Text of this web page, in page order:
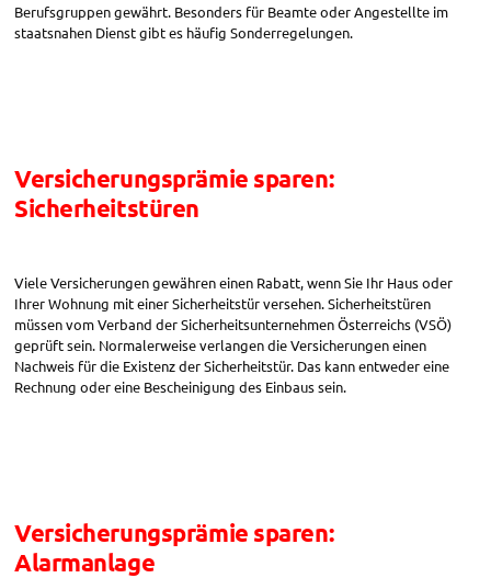
Berufsgruppen gewährt. Besonders für Beamte oder Angestellte im
staatsnahen Dienst gibt es häufig Sonderregelungen.
Versicherungsprämie sparen:
Sicherheitstüren
Viele Versicherungen gewähren einen Rabatt, wenn Sie Ihr Haus oder
Ihrer Wohnung mit einer Sicherheitstür versehen. Sicherheitstüren
müssen vom Verband der Sicherheitsunternehmen Österreichs (VSÖ)
geprüft sein. Normalerweise verlangen die Versicherungen einen
Nachweis für die Existenz der Sicherheitstür. Das kann entweder eine
Rechnung oder eine Bescheinigung des Einbaus sein.
Versicherungsprämie sparen:
Alarmanlage